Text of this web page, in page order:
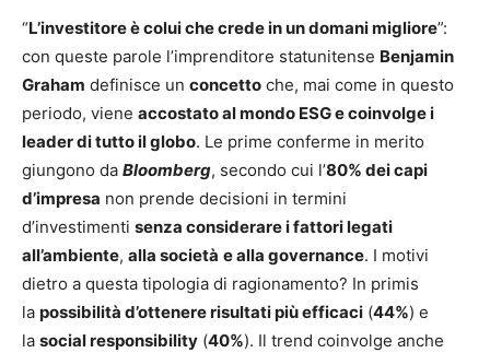
“L’investitore è colui che crede in un domani migliore”:
con queste parole l’imprenditore statunitense Benjamin
Graham definisce un concetto che, mai come in questo
periodo, viene accostato al mondo ESG e coinvolge i
leader di tutto il globo. Le prime conferme in merito
giungono da Bloomberg, secondo cui l’80% dei capi
d’impresa non prende decisioni in termini
d’investimenti senza considerare i fattori legati
all’ambiente, alla società e alla governance. I motivi
dietro a questa tipologia di ragionamento? In primis
la possibilità d’ottenere risultati più efficaci (44%) e
la social responsibility (40%). Il trend coinvolge anche